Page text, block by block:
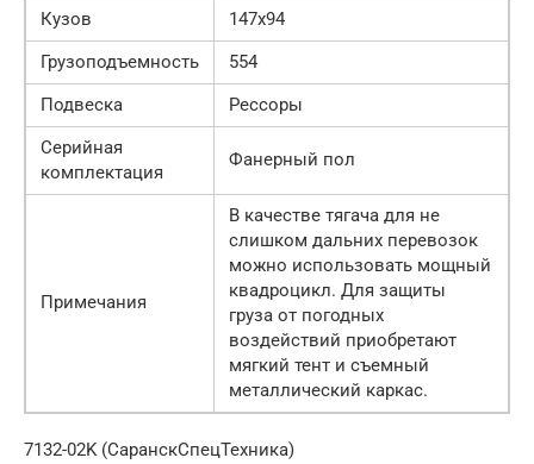
Кузов
147х94
Грузоподъемность
554
Подвеска
Рессоры
Серийная
комплектация
Фанерный пол
Примечания
В качестве тягача для не
слишком дальних перевозок
можно использовать мощный
квадроцикл. Для защиты
груза от погодных
воздействий приобретают
мягкий тент и съемный
металлический каркас.
7132-02K (СаранскСпецТехника)